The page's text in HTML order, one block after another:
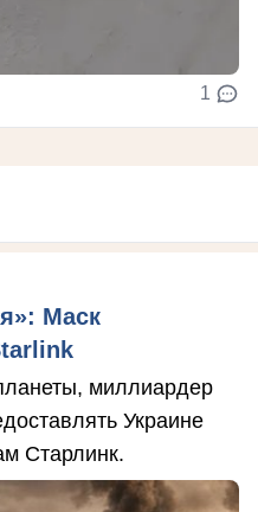
1
Маск
миллиардер
Украине
Старлинк.